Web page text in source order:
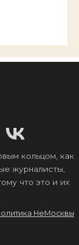
кольцом, как
журналисты,
что это и их
НеМосквы